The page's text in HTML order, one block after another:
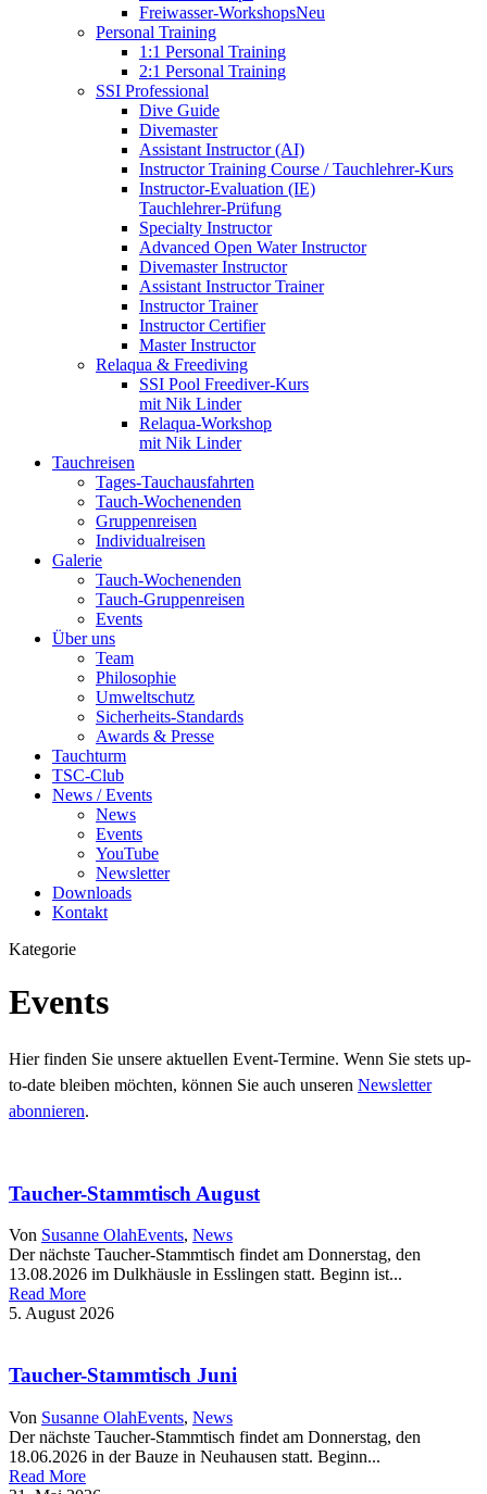
Freiwasser-WorkshopsNeu
Personal Training
1:1 Personal Training
2:1 Personal Training
SSI Professional
Dive Guide
Divemaster
Assistant Instructor (AI)
Instructor Training Course / Tauchlehrer-Kurs
Instructor-Evaluation (IE)
Tauchlehrer-Prüfung
Specialty Instructor
Advanced Open Water Instructor
Divemaster Instructor
Assistant Instructor Trainer
Instructor Trainer
Instructor Certifier
Master Instructor
Relaqua & Freediving
SSI Pool Freediver-Kurs
mit Nik Linder
Relaqua-Workshop
mit Nik Linder
Tauchreisen
Tages-Tauchausfahrten
Tauch-Wochenenden
Gruppenreisen
Individualreisen
Galerie
Tauch-Wochenenden
Tauch-Gruppenreisen
Events
Über uns
Team
Philosophie
Umweltschutz
Sicherheits-Standards
Awards & Presse
Tauchturm
TSC-Club
News / Events
News
Events
YouTube
Newsletter
Downloads
Kontakt
Kategorie
Events
Hier finden Sie unsere aktuellen Event-Termine. Wenn Sie stets up-
to-date bleiben möchten, können Sie auch unseren Newsletter
abonnieren.
Taucher-Stammtisch August
Von Susanne OlahEvents, News
Der nächste Taucher-Stammtisch findet am Donnerstag, den
13.08.2026 im Dulkhäusle in Esslingen statt. Beginn ist...
Read More
5. August 2026
Taucher-Stammtisch Juni
Von Susanne OlahEvents, News
Der nächste Taucher-Stammtisch findet am Donnerstag, den
18.06.2026 in der Bauze in Neuhausen statt. Beginn...
Read More